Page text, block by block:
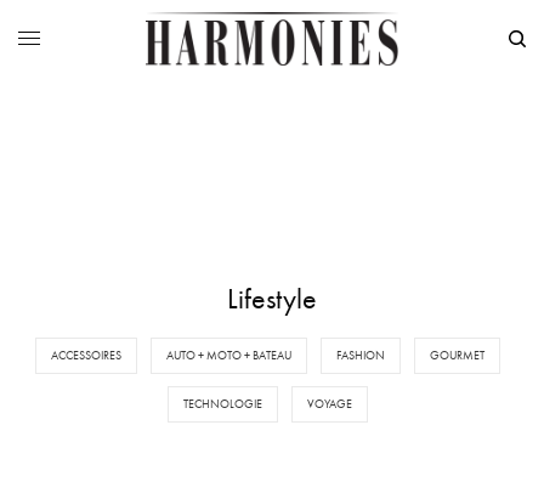
Lifestyle
ACCESSOIRES AUTO + MOTO + BATEAU FASHION GOURMET
TECHNOLOGIE VOYAGE